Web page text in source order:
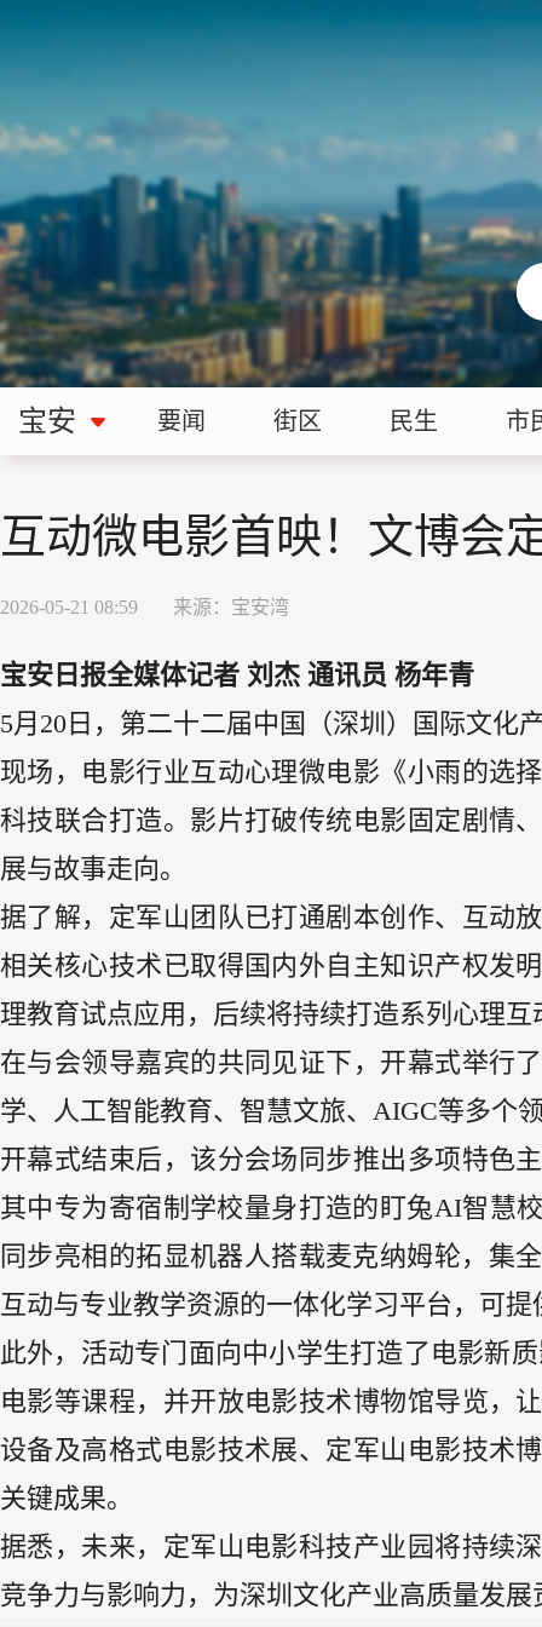
宝安 要闻 街区 民生 市
互动微电影首映！文博会
2026-05-21 08:59 来源： 宝安湾
宝安日报全媒体记者 刘杰 通讯员 杨年青
5月20日，第二十二届中国（深圳）国际文化
现场，电影行业互动心理微电影《小雨的选
科技联合打造。影片打破传统电影固定剧情
展与故事走向。
据了解，定军山团队已打通剧本创作、互动
相关核心技术已取得国内外自主知识产权发
理教育试点应用，后续将持续打造系列心理
在与会领导嘉宾的共同见证下，开幕式举行
学、人工智能教育、智慧文旅、AIGC等多个
开幕式结束后，该分会场同步推出多项特色
其中专为寄宿制学校量身打造的盯兔AI智慧
同步亮相的拓显机器人搭载麦克纳姆轮，集
互动与专业教学资源的一体化学习平台，可
此外，活动专门面向中小学生打造了电影新
电影等课程，并开放电影技术博物馆导览，
设备及高格式电影技术展、定军山电影技术
关键成果。
据悉，未来，定军山电影科技产业园将持续
竞争力与影响力，为深圳文化产业高质量发